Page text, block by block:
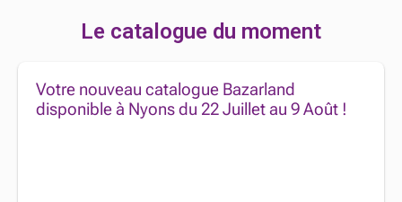
Le catalogue du moment
Votre nouveau catalogue Bazarland
disponible à Nyons du 22 Juillet au 9 Août !